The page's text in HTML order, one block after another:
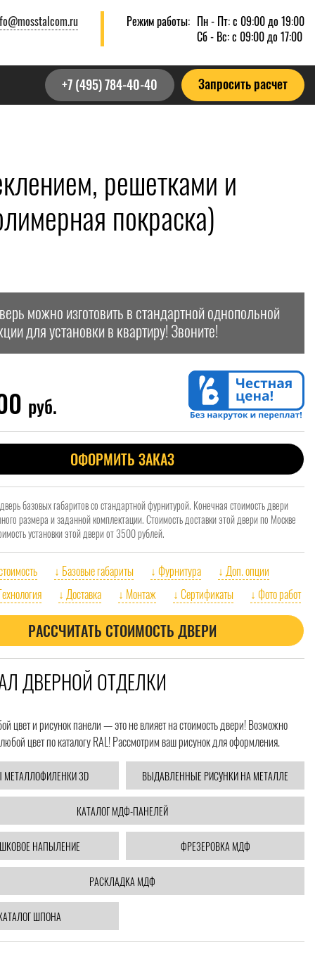
Режим работы: Пн - Пт: с 09:00 до 19:00
Сб - Вс: с 09:00 до 17:00
+7 (495) 784-40-40 Запросить расчет
решетками и
покраска)
можно изготовить в стандартной однопольной
для установки в квартиру! Звоните!
руб.
ОФОРМИТЬ ЗАКАЗ
базовых габаритов со стандартной фурнитурой. Конечная стоимость двери
размера и заданной комплектации. Стоимость доставки этой двери по Москве
установки этой двери от 3500 рублей.
↓ Базовые габариты ↓ Фурнитура
↓ Доп. опции
↓ Доставка ↓ Монтаж ↓ Сертификаты ↓ Фото работ
РАССЧИТАТЬ СТОИМОСТЬ ДВЕРИ
ДВЕРНОЙ ОТДЕЛКИ
цвет и рисунок панели — это не влияет на стоимость двери! Возможно
цвет по каталогу RAL! Рассмотрим ваш рисунок для оформления.
МЕТАЛЛОФИЛЕНКИ 3D ВЫДАВЛЕННЫЕ РИСУНКИ НА МЕТАЛЛЕ
КАТАЛОГ МДФ-ПАНЕЛЕЙ
НАПЫЛЕНИЕ ФРЕЗЕРОВКА МДФ
РАСКЛАДКА МДФ
ШПОНА